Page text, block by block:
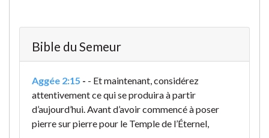
Bible du Semeur
Aggée 2:15 - - Et maintenant, considérez
attentivement ce qui se produira à partir
d’aujourd’hui. Avant d’avoir commencé à poser
pierre sur pierre pour le Temple de l’Éternel,